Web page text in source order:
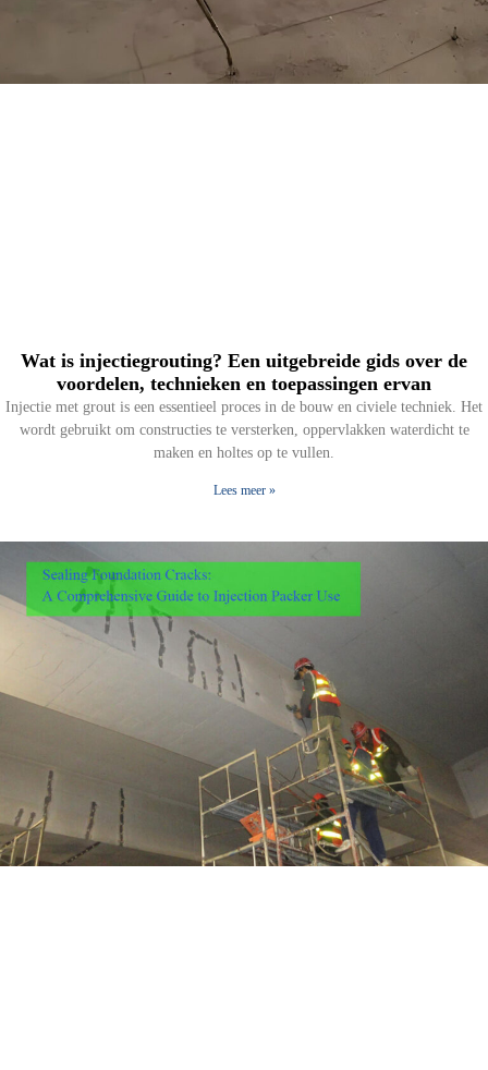
Wat is injectiegrouting? Een uitgebreide gids over de
voordelen, technieken en toepassingen ervan
Injectie met grout is een essentieel proces in de bouw en civiele techniek. Het
wordt gebruikt om constructies te versterken, oppervlakken waterdicht te
maken en holtes op te vullen.
Lees meer »